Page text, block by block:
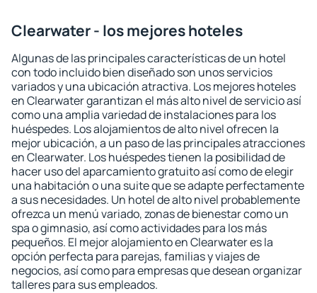
Clearwater - los mejores hoteles
Algunas de las principales características de un hotel
con todo incluido bien diseñado son unos servicios
variados y una ubicación atractiva. Los mejores hoteles
en Clearwater garantizan el más alto nivel de servicio así
como una amplia variedad de instalaciones para los
huéspedes. Los alojamientos de alto nivel ofrecen la
mejor ubicación, a un paso de las principales atracciones
en Clearwater. Los huéspedes tienen la posibilidad de
hacer uso del aparcamiento gratuito así como de elegir
una habitación o una suite que se adapte perfectamente
a sus necesidades. Un hotel de alto nivel probablemente
ofrezca un menú variado, zonas de bienestar como un
spa o gimnasio, así como actividades para los más
pequeños. El mejor alojamiento en Clearwater es la
opción perfecta para parejas, familias y viajes de
negocios, así como para empresas que desean organizar
talleres para sus empleados.